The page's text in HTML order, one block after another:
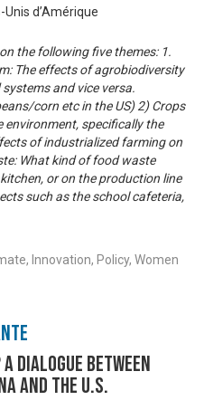
d’Amérique
the following five themes: 1.
The effects of agrobiodiversity
and vice versa.
corn etc in the US) 2) Crops
specifically the
of industrialized farming on
What kind of food waste
or on the production line
such as the school cafeteria,
Innovation, Policy, Women
Dialogue between
and the U.S.